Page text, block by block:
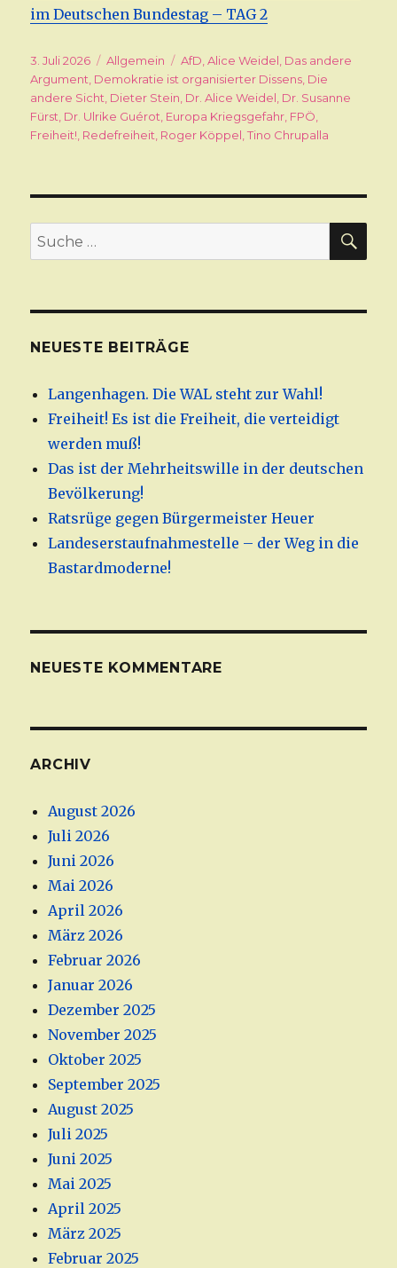
im Deutschen Bundestag – TAG 2
Veröffentlicht
am
3. Juli 2026 Kategorien
Allgemein Schlagwörter
AfD,Alice Weidel, Das andere
Argument, Demokratie ist organisierter Dissens, Die
andere Sicht, Dieter Stein, Dr. Alice Weidel, Dr. Susanne
Fürst, Dr. Ulrike Guérot, Europa Kriegsgefahr, FPÖ,
Freiheit!, Redefreiheit, Roger Köppel,Tino Chrupalla
Suche
nach:
NEUESTE BEITRÄGE
Langenhagen. Die WAL steht zur Wahl!
Freiheit! Es ist die Freiheit, die verteidigt
werden muß!
Das ist der Mehrheitswille in der deutschen
Bevölkerung!
Ratsrüge gegen Bürgermeister Heuer
Landeserstaufnahmestelle – der Weg in die
Bastardmoderne!
NEUESTE KOMMENTARE
ARCHIV
August 2026
Juli 2026
Juni 2026
Mai 2026
April 2026
März 2026
Februar 2026
Januar 2026
Dezember 2025
November 2025
Oktober 2025
September 2025
August 2025
Juli 2025
Juni 2025
Mai 2025
April 2025
März 2025
Februar 2025